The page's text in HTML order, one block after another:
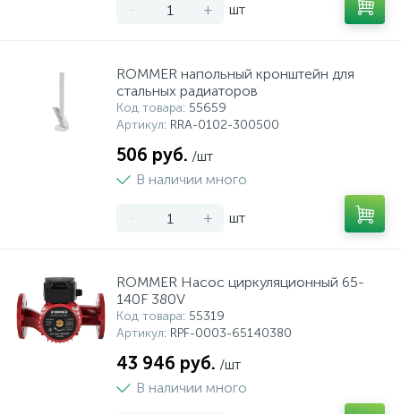
- + шт
ROMMER напольный кронштейн для
стальных радиаторов
Код товара: 55659
Артикул: RRA-0102-300500
506 руб. /шт
В наличии много
- + шт
ROMMER Насос циркуляционный 65-
140F 380V
Код товара: 55319
Артикул: RPF-0003-65140380
43 946 руб. /шт
В наличии много